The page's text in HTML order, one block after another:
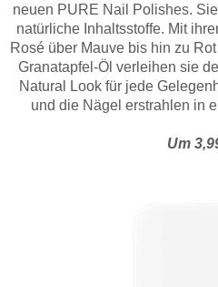
neuen PURE Nail Polishes.
natürliche Inhaltsstoffe. Mit
Rosé über Mauve bis hin zu
Granatapfel-Öl verleihen sie
Natural Look für jede
und die Nägel erstrahlen in
Um